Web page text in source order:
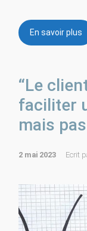
En savoir plus
“Le
faciliter
mais
2 mai 2023 Ecrit